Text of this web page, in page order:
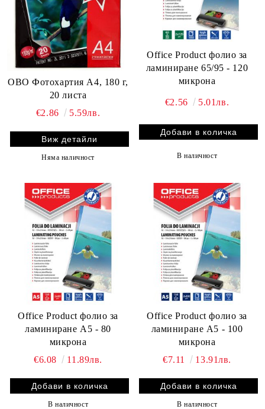
OBO Фотохартия А4, 180 г,
20 листа
€2.86
5.59лв.
Виж детайли
Няма наличност
Office Product фолио за
ламиниране 65/95 - 120
микрона
€2.56 5.01лв.
В наличност
Office Product фолио за
ламиниране А5 - 80
микрона
€6.08
11.89лв.
В наличност
Office Product фолио за
ламиниране А5 - 100
микрона
€7.11
13.91лв.
В наличност